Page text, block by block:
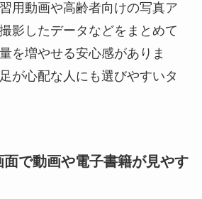
用動画や高齢者向けの写真ア
影したデータなどをまとめて
を増やせる安心感がありま
が心配な人にも選びやすいタ
で動画や電子書籍が見やす